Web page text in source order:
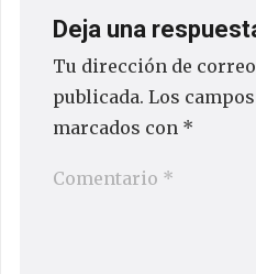
Deja una
Tu dirección de
publicada. Los
marcados con *